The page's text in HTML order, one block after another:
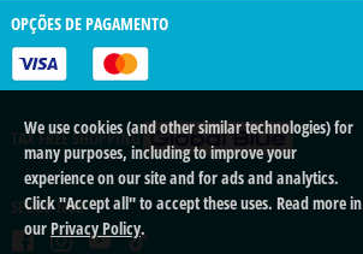
We use cookies (and other similar technologies) for
many purposes, including to improve your
experience on our site and for ads and analytics.
Click "Accept all" to accept these uses. Read more in
ourPrivacy Policy.
OPÇÕES DE PAGAMENTO
TAX FREE SHOPPING
SEGUE-NOS